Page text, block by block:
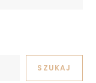
SZUKAJ